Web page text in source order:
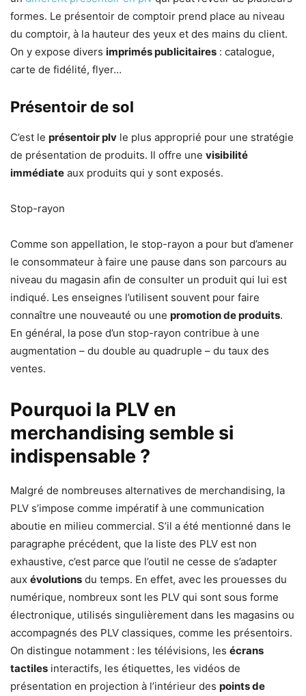
formes. Le présentoir de comptoir prend place au niveau
du comptoir, à la hauteur des yeux et des mains du client.
On y expose divers imprimés publicitaires : catalogue,
carte de fidélité, flyer…
Présentoir de sol
C’est le présentoir plv le plus approprié pour une stratégie
de présentation de produits. Il offre une visibilité
immédiate aux produits qui y sont exposés.
Stop-rayon
Comme son appellation, le stop-rayon a pour but d’amener
le consommateur à faire une pause dans son parcours au
niveau du magasin afin de consulter un produit qui lui est
indiqué. Les enseignes l’utilisent souvent pour faire
connaître une nouveauté ou une promotion de produits.
En général, la pose d’un stop-rayon contribue à une
augmentation – du double au quadruple – du taux des
ventes.
Pourquoi la PLV en
merchandising semble si
indispensable ?
Malgré de nombreuses alternatives de merchandising, la
PLV s’impose comme impératif à une communication
aboutie en milieu commercial. S’il a été mentionné dans le
paragraphe précédent, que la liste des PLV est non
exhaustive, c’est parce que l’outil ne cesse de s’adapter
aux évolutions du temps. En effet, avec les prouesses du
numérique, nombreux sont les PLV qui sont sous forme
électronique, utilisés singulièrement dans les magasins ou
accompagnés des PLV classiques, comme les présentoirs.
On distingue notamment : les télévisions, les écrans
tactiles interactifs, les étiquettes, les vidéos de
présentation en projection à l’intérieur des points de